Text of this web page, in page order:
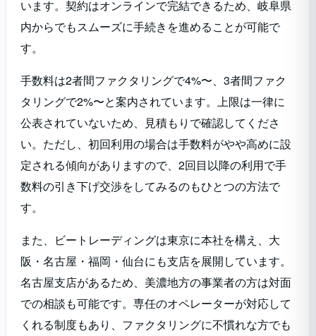
います。契約はオンラインで完結できるため、岐阜県
内からでもスムーズに手続きを進めることが可能で
す。
手数料は2者間ファクタリングで4%〜、3者間ファク
タリングで2%〜と案内されています。上限は一律に
公表されていないため、見積もりで確認してくださ
い。ただし、初回利用の場合は手数料がやや高めに設
定される傾向がありますので、2回目以降の利用で手
数料の引き下げ交渉をしてみるのもひとつの方法で
す。
また、ビートレーディングは東京に本社を構え、大
阪・名古屋・福岡・仙台にも支店を展開しています。
名古屋支店があるため、美濃地方の事業者の方は対面
での相談も可能です。専任のオペレーターが対応して
くれる制度もあり、ファクタリングに不慣れな方でも